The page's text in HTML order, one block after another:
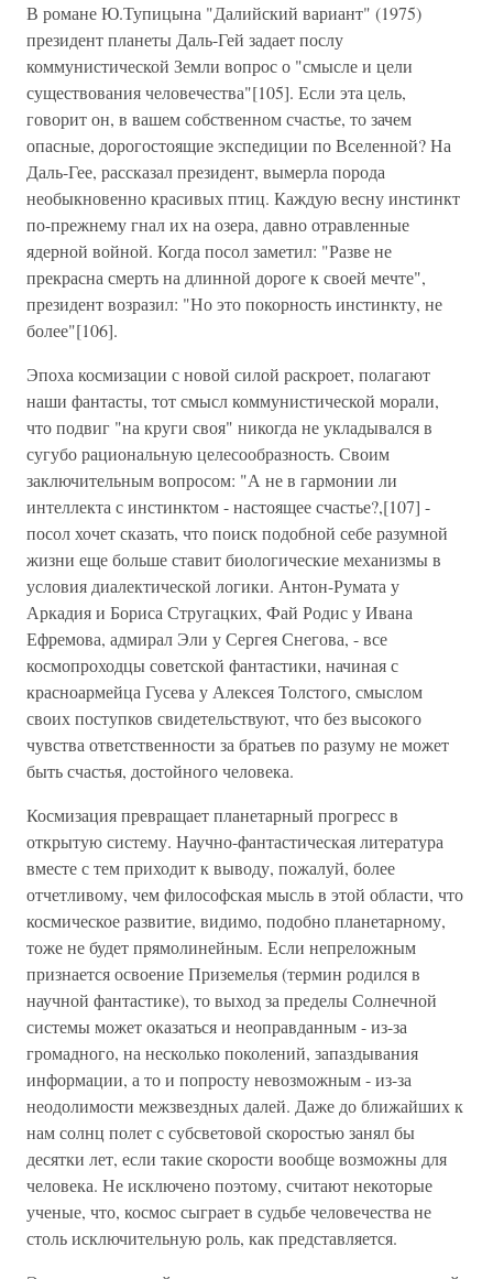
В романе Ю.Тупицына "Далийский вариант" (1975)
президент планеты Даль-Гей задает послу
коммунистической Земли вопрос о "смысле и цели
существования человечества"[105]. Если эта цель,
говорит он, в вашем собственном счастье, то зачем
опасные, дорогостоящие экспедиции по Вселенной? На
Даль-Гее, рассказал президент, вымерла порода
необыкновенно красивых птиц. Каждую весну инстинкт
по-прежнему гнал их на озера, давно отравленные
ядерной войной. Когда посол заметил: "Разве не
прекрасна смерть на длинной дороге к своей мечте",
президент возразил: "Но это покорность инстинкту, не
более"[106].
Эпоха космизации с новой силой раскроет, полагают
наши фантасты, тот смысл коммунистической морали,
что подвиг "на круги своя" никогда не укладывался в
сугубо рациональную целесообразность. Своим
заключительным вопросом: "А не в гармонии ли
интеллекта с инстинктом - настоящее счастье?,[107] -
посол хочет сказать, что поиск подобной себе разумной
жизни еще больше ставит биологические механизмы в
условия диалектической логики. Антон-Румата у
Аркадия и Бориса Стругацких, Фай Родис у Ивана
Ефремова, адмирал Эли у Сергея Снегова, - все
космопроходцы советской фантастики, начиная с
красноармейца Гусева у Алексея Толстого, смыслом
своих поступков свидетельствуют, что без высокого
чувства ответственности за братьев по разуму не может
быть счастья, достойного человека.
Космизация превращает планетарный прогресс в
открытую систему. Научно-фантастическая литература
вместе с тем приходит к выводу, пожалуй, более
отчетливому, чем философская мысль в этой области, что
космическое развитие, видимо, подобно планетарному,
тоже не будет прямолинейным. Если непреложным
признается освоение Приземелья (термин родился в
научной фантастике), то выход за пределы Солнечной
системы может оказаться и неоправданным - из-за
громадного, на несколько поколений, запаздывания
информации, а то и попросту невозможным - из-за
неодолимости межзвездных далей. Даже до ближайших к
нам солнц полет с субсветовой скоростью занял бы
десятки лет, если такие скорости вообще возможны для
человека. Не исключено поэтому, считают некоторые
ученые, что, космос сыграет в судьбе человечества не
столь исключительную роль, как представляется.